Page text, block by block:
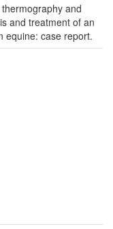
and
and treatment of an
equine: case report.